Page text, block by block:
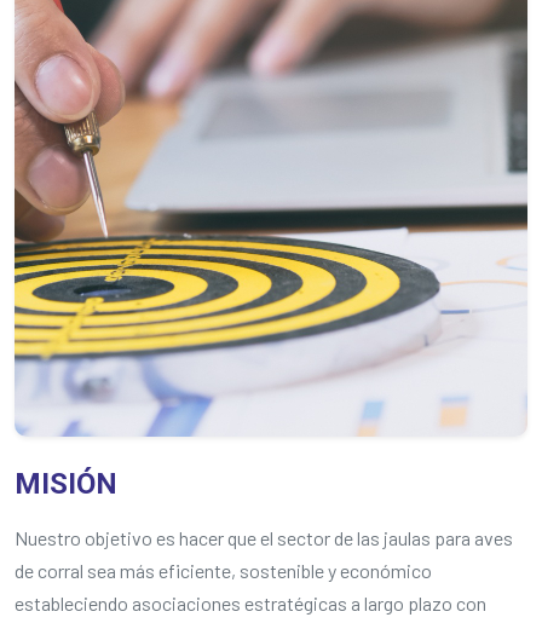
MISIÓN
Nuestro objetivo es hacer que el sector de las jaulas para aves
de corral sea más eficiente, sostenible y económico
estableciendo asociaciones estratégicas a largo plazo con